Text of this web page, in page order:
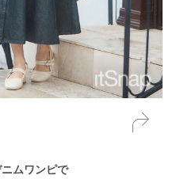
ムワンピで